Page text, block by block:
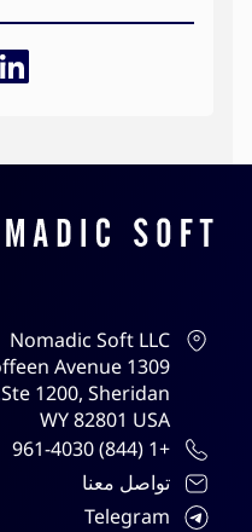
Contacts
Nomadic Soft LLC
1309 Coffeen Avenue,
Ste 1200, Sheridan,
WY 82801 USA
+1 (844) 961-4030
تواصل معنا
Telegram